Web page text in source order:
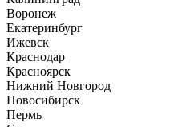
Воронеж
Екатеринбург
Ижевск
Краснодар
Красноярск
Нижний Новгород
Новосибирск
Пермь